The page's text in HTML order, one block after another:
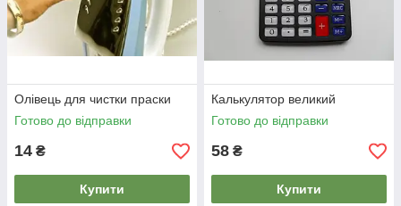
Олівець для чистки праски
Готово до відправки
14 ₴
Купити
Калькулятор великий
Готово до відправки
58 ₴
Купити